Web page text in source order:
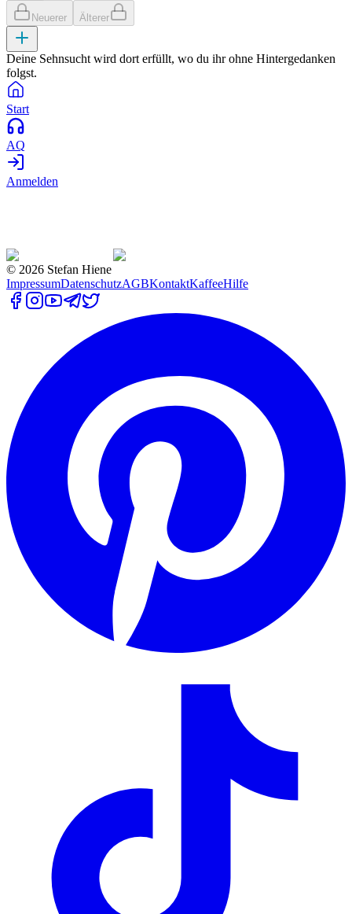
Neuerer Älterer
Deine Sehnsucht wird dort erfüllt, wo du ihr ohne Hintergedanken
folgst.
Start
AQ
Anmelden
© 2026 Stefan Hiene
ImpressumDatenschutzAGBKontaktKaffeeHilfe